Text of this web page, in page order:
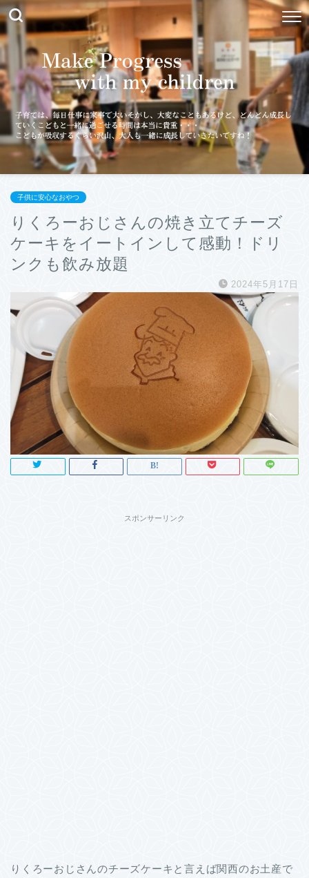
子供に安心なおやつ
りくろーおじさんの焼き立てチーズ
ケーキをイートインして感動！ドリ
ンクも飲み放題
2024年5月17日
スポンサーリンク
りくろーおじさんのチーズケーキと言えば関西のお土産で